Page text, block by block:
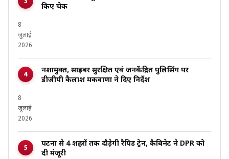
किए चेक
8
जुलाई
2026
नशामुक्त, साइबर सुरक्षित एवं जनकेंद्रित पुलिसिंग पर
डीजीपी कैलाश मकवाणा ने दिए निर्देश
8
जुलाई
2026
पटना से 4 शहरों तक दौड़ेगी रैपिड ट्रेन, कैबिनेट ने DPR को
दी मंजूरी